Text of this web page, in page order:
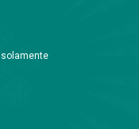
solamente